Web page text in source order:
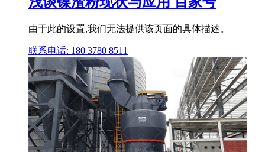
由于此的设置,我们无法提供该页面的具体描述。
联系电话: 180 3780 8511